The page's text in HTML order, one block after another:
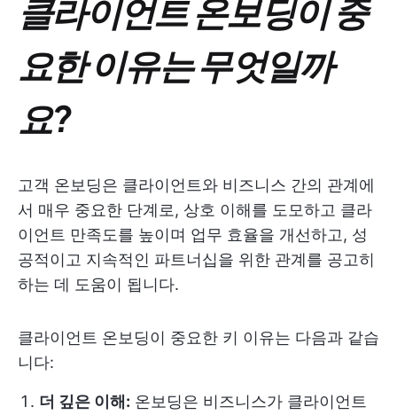
클라이언트 온보딩이 중
요한 이유는 무엇일까
요?
고객 온보딩은 클라이언트와 비즈니스 간의 관계에
서 매우 중요한 단계로, 상호 이해를 도모하고 클라
이언트 만족도를 높이며 업무 효율을 개선하고, 성
공적이고 지속적인 파트너십을 위한 관계를 공고히
하는 데 도움이 됩니다.
클라이언트 온보딩이 중요한 키 이유는 다음과 같습
니다:
더 깊은 이해: 온보딩은 비즈니스가 클라이언트